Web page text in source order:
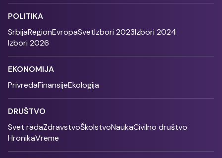
POLITIKA
SrbijaRegionEvropaSvetIzbori 2023Izbori 2024
Izbori 2026
EKONOMIJA
PrivredaFinansijeEkologija
DRUŠTVO
Svet radaZdravstvoŠkolstvoNaukaCivilno društvo
HronikaVreme